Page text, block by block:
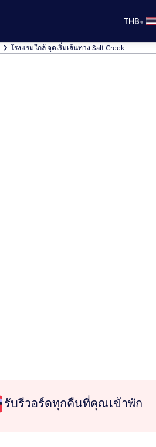
THB•
โรงแรมใกล้ จุดเริ่มเส้นทาง Salt Creek
รับรีวอร์ดทุกคืนที่คุณเข้าพัก